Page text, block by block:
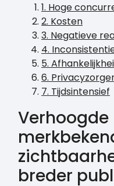
1. Hoge
2. Kosten
3. Negatieve
4.
5.
6.
7. Tijdsintensief
Verhoogde
breder